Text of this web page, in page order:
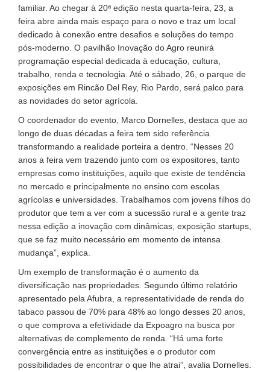
familiar. Ao chegar à 20ª edição nesta quarta-feira, 23, a
feira abre ainda mais espaço para o novo e traz um local
dedicado à conexão entre desafios e soluções do tempo
pós-moderno. O pavilhão Inovação do Agro reunirá
programação especial dedicada à educação, cultura,
trabalho, renda e tecnologia. Até o sábado, 26, o parque de
exposições em Rincão Del Rey, Rio Pardo, será palco para
as novidades do setor agrícola.
O coordenador do evento, Marco Dornelles, destaca que ao
longo de duas décadas a feira tem sido referência
transformando a realidade porteira a dentro. “Nesses 20
anos a feira vem trazendo junto com os expositores, tanto
empresas como instituições, aquilo que existe de tendência
no mercado e principalmente no ensino com escolas
agrícolas e universidades. Trabalhamos com jovens filhos do
produtor que tem a ver com a sucessão rural e a gente traz
nessa edição a inovação com dinâmicas, exposição startups,
que se faz muito necessário em momento de intensa
mudança”, explica.
Um exemplo de transformação é o aumento da
diversificação nas propriedades. Segundo último relatório
apresentado pela Afubra, a representatividade de renda do
tabaco passou de 70% para 48% ao longo desses 20 anos,
o que comprova a efetividade da Expoagro na busca por
alternativas de complemento de renda. “Há uma forte
convergência entre as instituições e o produtor com
possibilidades de encontrar o que lhe atrai”, avalia Dornelles.